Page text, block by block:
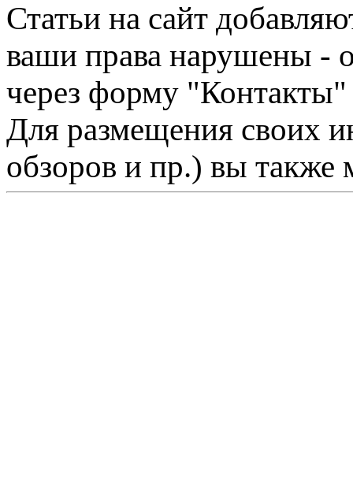
Статьи на сайт
ваши права нарушены -
через форму "Контакты"
Для размещения своих
обзоров и пр.) вы также